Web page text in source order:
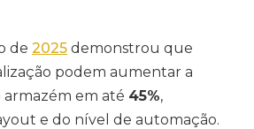
de 2025 demonstrou que
podem aumentar a
em até 45%,
e do nível de automação.